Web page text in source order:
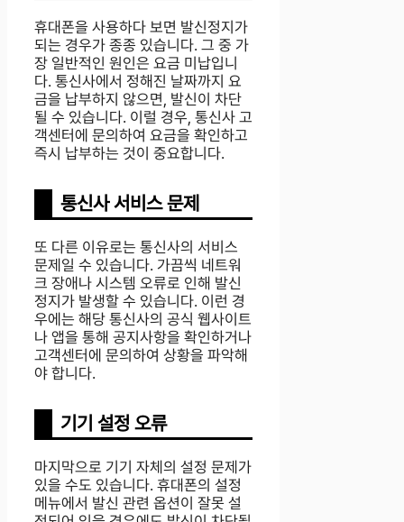
휴대폰을 사용하다 보면 발신정지가
되는 경우가 종종 있습니다. 그 중 가
장 일반적인 원인은 요금 미납입니
다. 통신사에서 정해진 날짜까지 요
금을 납부하지 않으면, 발신이 차단
될 수 있습니다. 이럴 경우, 통신사 고
객센터에 문의하여 요금을 확인하고
즉시 납부하는 것이 중요합니다.
통신사 서비스 문제
또 다른 이유로는 통신사의 서비스
문제일 수 있습니다. 가끔씩 네트워
크 장애나 시스템 오류로 인해 발신
정지가 발생할 수 있습니다. 이런 경
우에는 해당 통신사의 공식 웹사이트
나 앱을 통해 공지사항을 확인하거나
고객센터에 문의하여 상황을 파악해
야 합니다.
기기 설정 오류
마지막으로 기기 자체의 설정 문제가
있을 수도 있습니다. 휴대폰의 설정
메뉴에서 발신 관련 옵션이 잘못 설